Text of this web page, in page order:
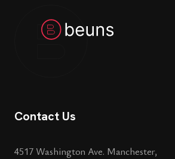
Contact Us
4517 Washington Ave. Manchester,